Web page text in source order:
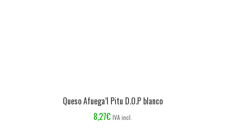
Queso Afuega’l Pitu D.O.P blanco
8,27€ IVA incl.